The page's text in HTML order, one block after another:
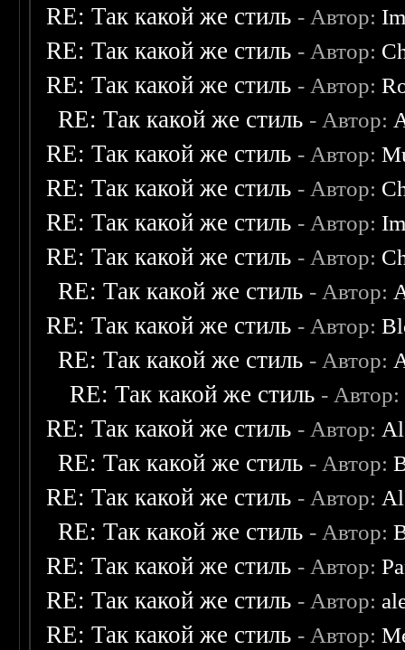
RE: Так какой же стиль - Автор:
RE: Так какой же стиль - Автор:
RE: Так какой же стиль - Автор:
RE: Так какой же стиль - Автор:
RE: Так какой же стиль - Автор:
RE: Так какой же стиль - Автор:
RE: Так какой же стиль - Автор:
RE: Так какой же стиль - Автор:
RE: Так какой же стиль - Автор:
RE: Так какой же стиль - Автор:
RE: Так какой же стиль - Автор:
RE: Так какой же стиль - Автор:
RE: Так какой же стиль - Автор:
RE: Так какой же стиль - Автор:
RE: Так какой же стиль - Автор:
RE: Так какой же стиль - Автор:
RE: Так какой же стиль - Автор:
RE: Так какой же стиль - Автор:
RE: Так какой же стиль - Автор: